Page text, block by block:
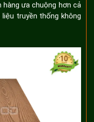
gỗ nhựa
ưa chuộng hơn cả
truyền thống không